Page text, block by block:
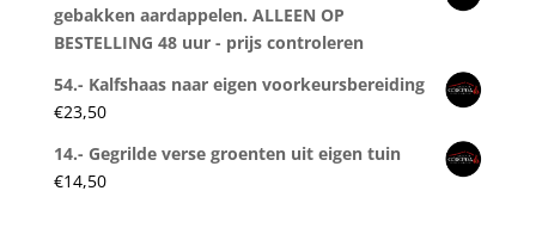
gebakken aardappelen. ALLEEN OP
BESTELLING 48 uur - prijs controleren
54.- Kalfshaas naar eigen voorkeursbereiding
€23,50
14.- Gegrilde verse groenten uit eigen tuin
€14,50